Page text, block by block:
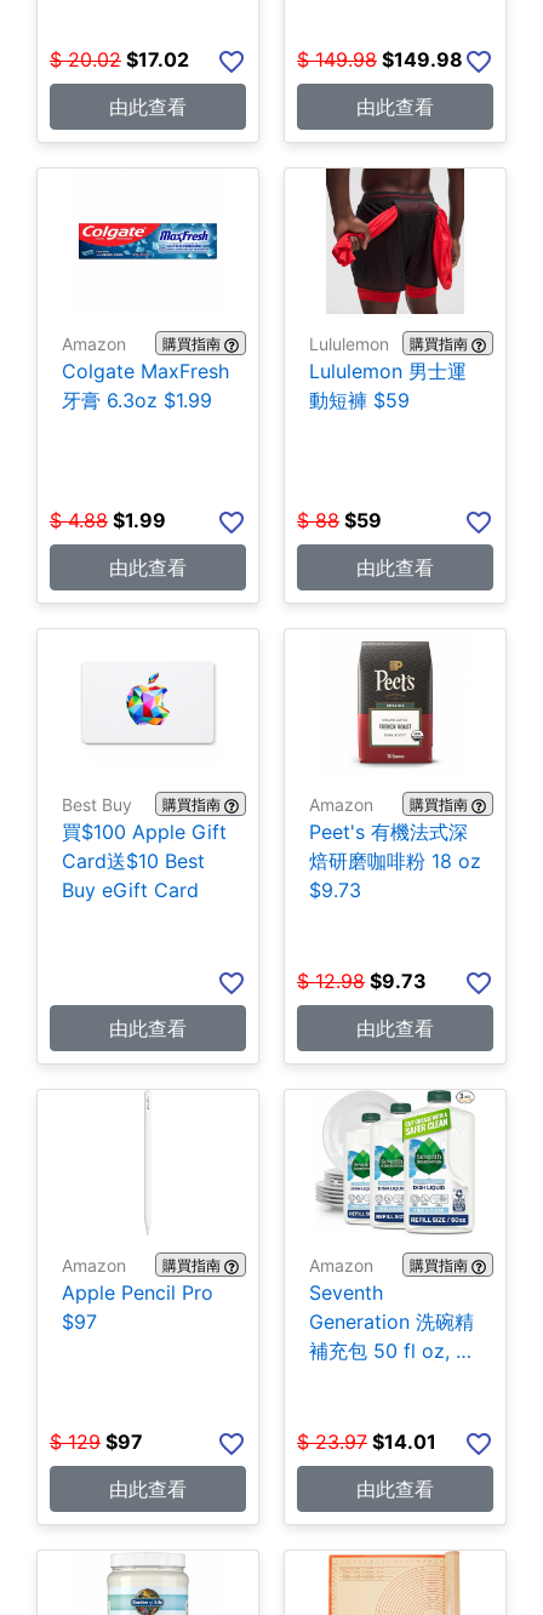
$ 20.02 $17.02
由此查看
$ 149.98 $149.98
由此查看
Amazon 購買指南
Colgate MaxFresh
牙膏 6.3oz $1.99
$ 4.88 $1.99
由此查看
Lululemon 購買指南
Lululemon 男士運
動短褲 $59
$ 88 $59
由此查看
Best Buy 購買指南
買$100 Apple Gift
Card送$10 Best
Buy eGift Card
由此查看
Amazon 購買指南
Peet's 有機法式深
焙研磨咖啡粉 18 oz
$9.73
$ 12.98 $9.73
由此查看
Amazon 購買指南
Apple Pencil Pro
$97
$ 129 $97
由此查看
Amazon 購買指南
Seventh
Generation 洗碗精
補充包 50 fl oz, 3
$ 23.97 $14.01
由此查看